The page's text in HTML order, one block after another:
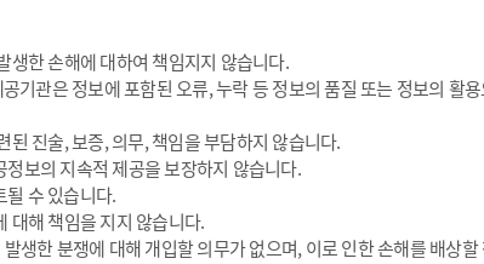
생한 손해에 대하여 책임지지 않습니다.
기관은 정보에 포함된 오류, 누락 등 정보의 품질 또는 정보의 활용
진술, 보증, 의무, 책임을 부담하지 않습니다.
보의 지속적 제공을 보장하지 않습니다.
될 수 있습니다.
대해 책임을 지지 않습니다.
생한 분쟁에 대해 개입할 의무가 없으며, 이로 인한 손해를 배상